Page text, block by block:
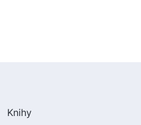
Knihy